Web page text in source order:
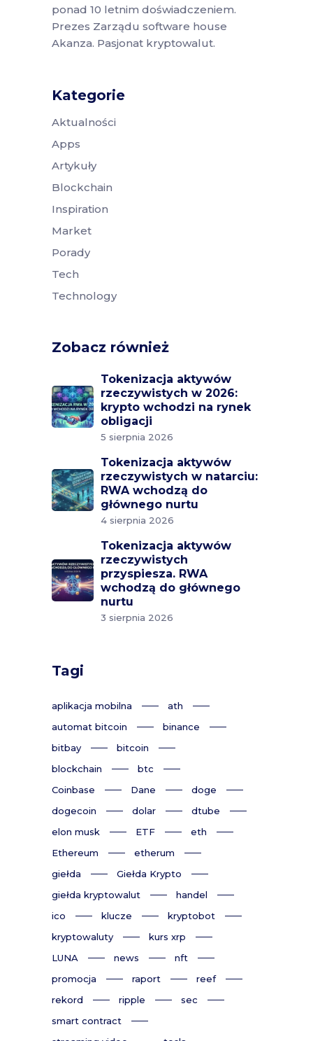
ponad 10 letnim doświadczeniem.
Prezes Zarządu software house
Akanza. Pasjonat kryptowalut.
Kategorie
Aktualności
Apps
Artykuły
Blockchain
Inspiration
Market
Porady
Tech
Technology
Zobacz również
Tokenizacja aktywów
rzeczywistych w 2026:
krypto wchodzi na rynek
obligacji
5 sierpnia 2026
Tokenizacja aktywów
rzeczywistych w natarciu:
RWA wchodzą do
głównego nurtu
4 sierpnia 2026
Tokenizacja aktywów
rzeczywistych
przyspiesza. RWA
wchodzą do głównego
nurtu
3 sierpnia 2026
Tagi
aplikacja mobilna
ath
automat bitcoin
binance
bitbay
bitcoin
blockchain
btc
Coinbase
Dane
doge
dogecoin
dolar
dtube
elon musk
ETF
eth
Ethereum
etherum
giełda
Giełda Krypto
giełda kryptowalut
handel
ico
klucze
kryptobot
kryptowaluty
kurs xrp
LUNA
news
nft
promocja
raport
reef
rekord
ripple
sec
smart contract